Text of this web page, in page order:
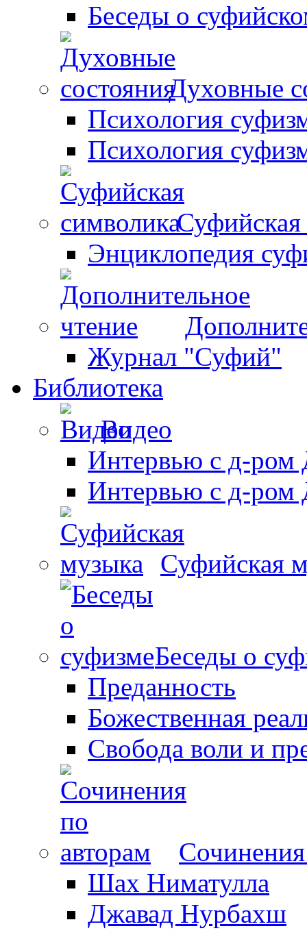
Беседы о
Духовные
Психология
Психология
Энциклопедия
Журнал "Суфий"
Библиотека
Видео
Интервью с д-ром
Интервью с д-ром
Суфийская
Беседы о
Преданность
Божественная
Свобода воли и
Шах Ниматулла
Джавад Нурбахш